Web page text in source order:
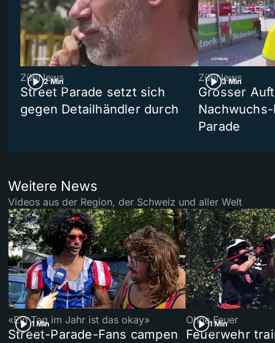
2 Min
ZüriNews
Street Parade setzt sich
gegen Detailhändler durch
3 Min
ZüriNews
Grosser
Parade
Weitere News
Videos aus der Region, der Schweiz und aller Welt
1 Min
«Ein Tag im Jahr ist das okay»
Street-Parade-Fans campen
1 Min
Ohne Feuer
Feuerwehr